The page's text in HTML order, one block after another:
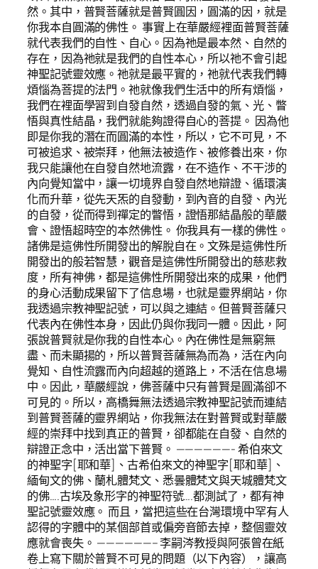
然。其中，普賢菩薩就是普賢圓因，圓滿的因，就是
你我本自圓滿的佛性。 事實上在華嚴經裡面普賢菩薩
就代表我們的自性、自心。因為祂是最本然、自然的
存在，因為祂就是我們的自性本心，所以祂不會引起
神聖記號靈效應。祂就是最平實的，祂就代表我們轉
煩惱為菩提的法門。祂就像我們生活中的所有煩惱，
我們在裡面學習到自發自然，透過自發的氣、光、瞥
悟與真性結晶，我們就能夠證得自心的菩提。 因為他
即是你我的潛在而圓滿的本性，所以，它不可見，不
可被追求、被崇拜，他無法被造作、被修養出來，你
我只能讓他在自發自然地流露，在不造作、不干涉的
內向覺知當中，讓一切境界自發自然地辯證、循環演
化而升華，從先天炁的自發動，到內音的自發、內光
的自發，從而得到禪定的瞥悟，證悟那結晶般的華嚴
會、證悟超時空的本然佛性。 你我具有一樣的佛性。
諸佛是這佛性所開發出的解脫自在。文殊是這佛性所
開發出的般若智慧，觀音是這佛性所開發出的慈悲救
度，所有神佛，都是這佛性所開發出來的成果，他們
的身心活動成果留下了信息場，也就是靈界網站，你
我透過宗教神聖記號，可以與之連結。但普賢菩薩只
代表內在佛性本身，因此仍與你我同一體。因此，阿
張說普賢就是你我的自性本心。內在佛性是無窮無
盡、而未顯揚的，所以普賢菩薩無為而為，活在內向
覺知、自性流露而內向超越的道路上，不活在信息場
中。因此，華嚴經說，佛菩薩中只有普賢是圓滿卻不
可見的。所以，高橋舞無法透過宗教神聖記號而連結
到普賢菩薩的靈界網站，你我無法在對普賢或對華嚴
經的崇拜中找到真正的普賢，卻都能在自發、自然的
辯證正念中，活出當下普賢。 ——————- 希伯來文
的神聖字[耶和華]、古希伯來文的神聖字[耶和華]、
緬甸文的佛、蘭札體梵文、悉曇體梵文與天城體梵文
的佛….古埃及象形字的神聖符號….都測試了，都有神
聖記號靈效應。 而且，當把這些在台灣環境中罕有人
認得的字體中的某個部首或偏旁音節去掉，整個靈效
應就會喪失。 ——————– 李嗣涔教授與阿張曾在紙
卷上寫下關於普賢不可見的問題（以下內容），讓高